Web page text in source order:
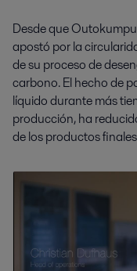
Desde que
apostó por la
de su proceso de
carbono. El hecho de
líquido durante más
producción, ha
de los productos